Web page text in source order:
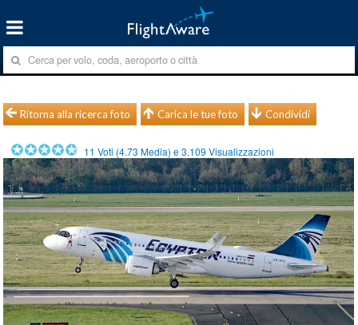
Ritorna alla ricerca foto Carica le tue foto Condividi
11 Voti (4.73 Media) e3.109 Visualizzazioni